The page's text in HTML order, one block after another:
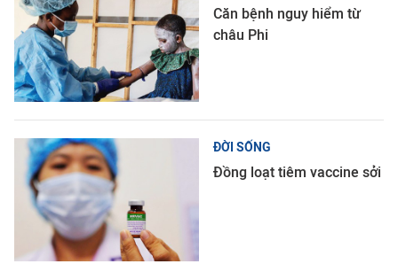
Căn bệnh nguy hiểm từ
châu Phi
ĐỜI SỐNG
Đồng loạt tiêm vaccine sởi